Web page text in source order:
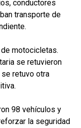
conductores
transporte de
motocicletas.
se retuvieron
retuvo otra
98 vehículos y
la seguridad